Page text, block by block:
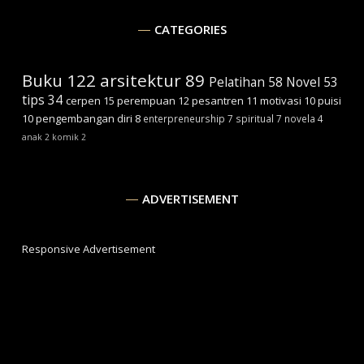
CATEGORIES
Buku 122 arsitektur 89 Pelatihan 58 Novel 53
tips 34 cerpen 15 perempuan 12pesantren 11 motivasi 10puisi
10pengembangan diri 8 enterpreneurship 7 spiritual 7 novela 4
anak 2 komik 2
ADVERTISEMENT
Responsive Advertisement